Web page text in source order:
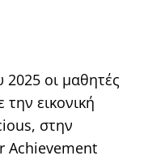
οι μαθητές
εικονική
στην
Achievement